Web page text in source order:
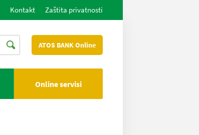
Kontakt Zaštita privatnosti
ATOS BANK Online
Online servisi